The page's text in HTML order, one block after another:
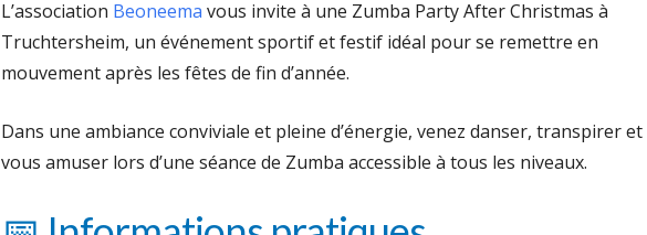
L’association Beoneema vous invite à une Zumba Party After Christmas à
Truchtersheim, un événement sportif et festif idéal pour se remettre en
mouvement après les fêtes de fin d’année.
Dans une ambiance conviviale et pleine d’énergie, venez danser, transpirer et
vous amuser lors d’une séance de Zumba accessible à tous les niveaux.